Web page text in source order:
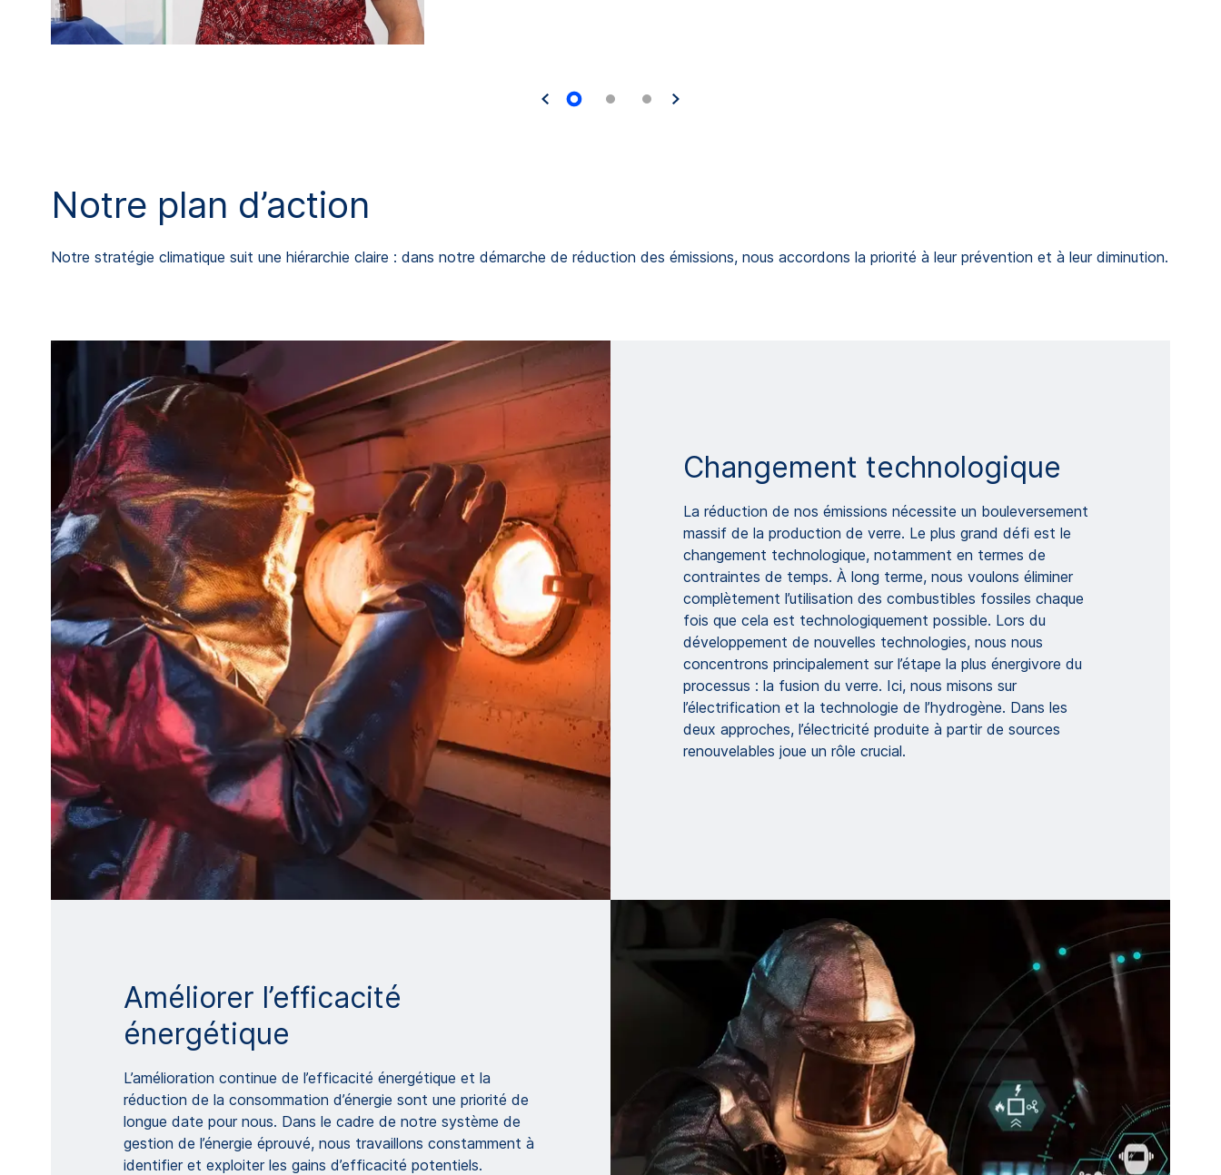
Notre plan d’action
Notre stratégie climatique suit une hiérarchie claire : dans notre démarche de réduction des émissions, nous accordons la priorité à leur prévention et à leur diminution.
Changement technologique
La réduction de nos émissions nécessite un bouleversement
massif de la production de verre. Le plus grand défi est le
changement technologique, notamment en termes de
contraintes de temps. À long terme, nous voulons éliminer
complètement l’utilisation des combustibles fossiles chaque
fois que cela est technologiquement possible. Lors du
développement de nouvelles technologies, nous nous
concentrons principalement sur l’étape la plus énergivore du
processus : la fusion du verre. Ici, nous misons sur
l’électrification et la technologie de l’hydrogène. Dans les
deux approches, l’électricité produite à partir de sources
renouvelables joue un rôle crucial.
Améliorer l’efficacité
énergétique
L’amélioration continue de l’efficacité énergétique et la
réduction de la consommation d’énergie sont une priorité de
longue date pour nous. Dans le cadre de notre système de
gestion de l’énergie éprouvé, nous travaillons constamment à
identifier et exploiter les gains d’efficacité potentiels.